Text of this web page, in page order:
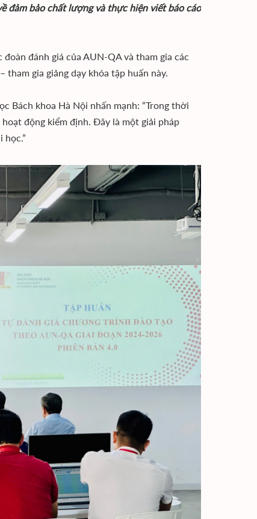
đảm bảo chất lượng và thực hiện viết báo cáo
đánh giá của AUN-QA và tham gia các
gia giảng dạy khóa tập huấn này.
Bách khoa Hà Nội nhấn mạnh: “Trong thời
động kiểm định. Đây là một giải pháp